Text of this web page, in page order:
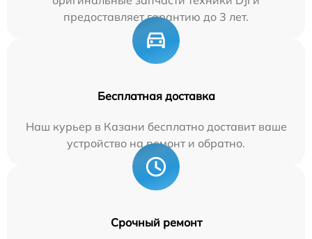
предоставляет гарантию до 3 лет.
Бесплатная доставка
Наш курьер в Казани бесплатно доставит ваше
устройство на ремонт и обратно.
Срочный ремонт